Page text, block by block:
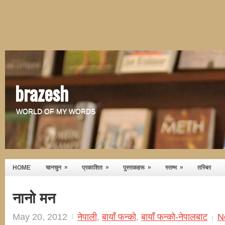
brazesh
WORLD OF MY WORDS
HOME चानचुन » प्रकाशित » पुस्तकहरू » स्तम्भ » तस्बिर
नानो मन
May 20, 2012 नेपाली,बायाँ फन्को,बायाँ फन्को-नेपालबाट